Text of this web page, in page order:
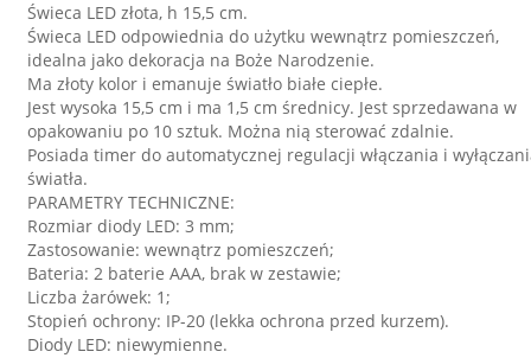
Świeca LED złota, h 15,5 cm.
Świeca LED odpowiednia do użytku wewnątrz pomieszczeń,
idealna jako dekoracja na Boże Narodzenie.
Ma złoty kolor i emanuje światło białe ciepłe.
Jest wysoka 15,5 cm i ma 1,5 cm średnicy. Jest sprzedawana w
opakowaniu po 10 sztuk. Można nią sterować zdalnie.
Posiada timer do automatycznej regulacji włączania i
światła.
PARAMETRY TECHNICZNE:
Rozmiar diody LED: 3 mm;
Zastosowanie: wewnątrz pomieszczeń;
Bateria: 2 baterie AAA, brak w zestawie;
Liczba żarówek: 1;
Stopień ochrony: IP-20 (lekka ochrona przed kurzem).
Diody LED: niewymienne.